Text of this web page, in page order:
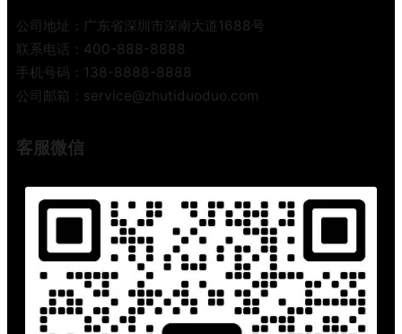
公司地址：广东省深圳市深南大道1688号
联系电话：400-888-8888
手机号码：138-8888-8888
公司邮箱：service@zhutiduoduo.com
客服微信